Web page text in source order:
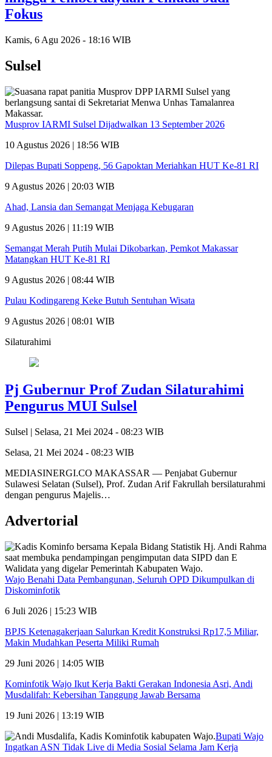
Fokus
Kamis, 6 Agu 2026 - 18:16 WIB
Sulsel
Musprov IARMI Sulsel Dijadwalkan 13 September 2026
10 Agustus 2026 | 18:56 WIB
Dilepas Bupati Soppeng, 56 Gapoktan Meriahkan HUT Ke-81 RI
9 Agustus 2026 | 20:03 WIB
Ahad, Lansia dan Semangat Menjaga Kebugaran
9 Agustus 2026 | 11:19 WIB
Semangat Merah Putih Mulai Dikobarkan, Pemkot Makassar
Matangkan HUT Ke-81 RI
9 Agustus 2026 | 08:44 WIB
Pulau Kodingareng Keke Butuh Sentuhan Wisata
9 Agustus 2026 | 08:01 WIB
Silaturahimi
Pj Gubernur Prof Zudan Silaturahimi
Pengurus MUI Sulsel
Sulsel | Selasa, 21 Mei 2024 - 08:23 WIB
Selasa, 21 Mei 2024 - 08:23 WIB
MEDIASINERGI.CO MAKASSAR — Penjabat Gubernur
Sulawesi Selatan (Sulsel), Prof. Zudan Arif Fakrullah bersilaturahmi
dengan pengurus Majelis…
Advertorial
Wajo Benahi Data Pembangunan, Seluruh OPD Dikumpulkan di
Diskominfotik
6 Juli 2026 | 15:23 WIB
BPJS Ketenagakerjaan Salurkan Kredit Konstruksi Rp17,5 Miliar,
Makin Mudahkan Peserta Miliki Rumah
29 Juni 2026 | 14:05 WIB
Kominfotik Wajo Ikut Kerja Bakti Gerakan Indonesia Asri, Andi
Musdalifah: Kebersihan Tanggung Jawab Bersama
19 Juni 2026 | 13:19 WIB
Bupati Wajo
Ingatkan ASN Tidak Live di Media Sosial Selama Jam Kerja